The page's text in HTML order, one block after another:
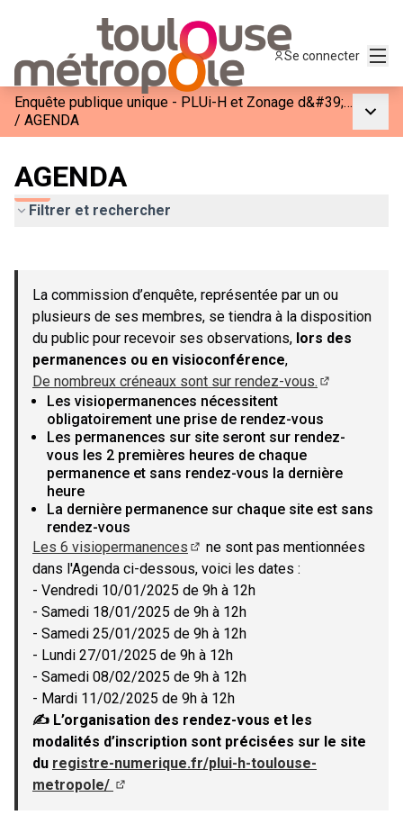
Se connecter
Enquête publique unique - PLUi-H et Zonage d&#39;Assainissement de Toulouse Métropole
/ AGENDA
AGENDA
Filtrer et rechercher
−
La commission d’enquête, représentée par un ou
plusieurs de ses membres, se tiendra à la disposition
du public pour recevoir ses observations, lors des
permanences ou en visioconférence,
De nombreux créneaux sont sur rendez-vous.
Les visiopermanences nécessitent
obligatoirement une prise de rendez-vous
Les permanences sur site seront sur rendez-
vous les 2 premières heures de chaque
permanence et sans rendez-vous la dernière
heure
La dernière permanence sur chaque site est sans
rendez-vous
Les 6 visiopermanences
(Lien externe)
ne sont pas mentionnées
dans l'Agenda ci-dessous, voici les dates :
- Vendredi 10/01/2025 de 9h à 12h
- Samedi 18/01/2025 de 9h à 12h
- Samedi 25/01/2025 de 9h à 12h
- Lundi 27/01/2025 de 9h à 12h
- Samedi 08/02/2025 de 9h à 12h
- Mardi 11/02/2025 de 9h à 12h
✍ L’organisation des rendez-vous et les
modalités d’inscription sont précisées sur le site
du registre-numerique.fr/plui-h-toulouse-
metropole/